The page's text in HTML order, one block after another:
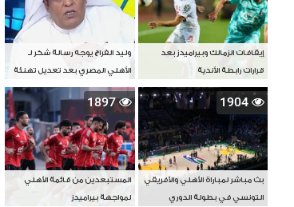
إيقافات الزمالك وبيراميدز بعد
قرارات رابطة الأندية
وليد الفراج يوجه رسالة شكر لـ
الأهلي المصري بعد تعديل تهنئة
بطل آسيا
1904
بث مباشر لمباراة الأهلي والأفريقي
التونسي في بطولة الدوري
1897
المستبعدين من قائمة الأهلي
لمواجهة بيراميدز